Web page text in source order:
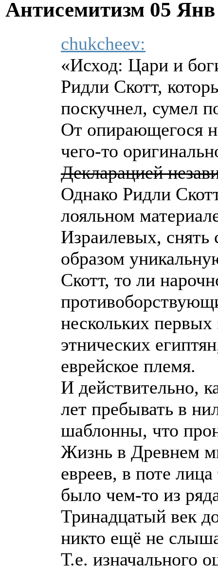
Антисемитизм 05
chukcheev:
«Исход: Цари и
Ридли Скотт,
поскучнел, сумел
От опирающегося
чего-то
Декларацией
Однако Ридли
лояльном
Израилевых, снять
образом
Скотт, то ли
нескольких
этнических
еврейское племя.
И действительно,
лет пребывать в
шаблонны, что
Жизнь в Древнем
евреев, в поте
было чем-то из
Тринадцатый век
никто ещё не
Т.е. изначального